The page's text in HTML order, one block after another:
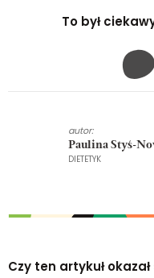
To był
autor:
Paulina Styś-
DIETETYK
Czy ten artykuł